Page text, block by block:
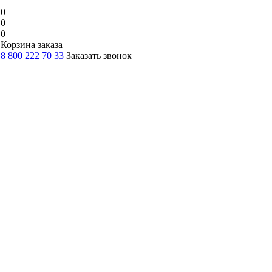
0
0
0
Корзина заказа
8 800 222 70 33 Заказать звонок